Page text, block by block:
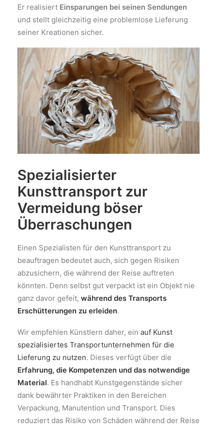
Er realisiert Einsparungen bei seinen Sendungen
und stellt gleichzeitig eine problemlose Lieferung
seiner Kreationen sicher.
Spezialisierter
Kunsttransport zur
Vermeidung böser
Überraschungen
Einen Spezialisten für den Kunsttransport zu
beauftragen bedeutet auch, sich gegen Risiken
abzusichern, die während der Reise auftreten
könnten. Denn selbst gut verpackt ist ein Objekt nie
ganz davor gefeit, während des Transports
Erschütterungen zu erleiden.
Wir empfehlen Künstlern daher, ein auf Kunst
spezialisiertes Transportunternehmen für die
Lieferung zu nutzen. Dieses verfügt über die
Erfahrung, die Kompetenzen und das notwendige
Material. Es handhabt Kunstgegenstände sicher
dank bewährter Praktiken in den Bereichen
Verpackung, Manutention und Transport. Dies
reduziert das Risiko von Schäden während der Reise